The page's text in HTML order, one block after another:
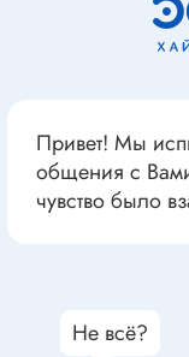
Привет! Мы
общения с
чувство было
Не всё?